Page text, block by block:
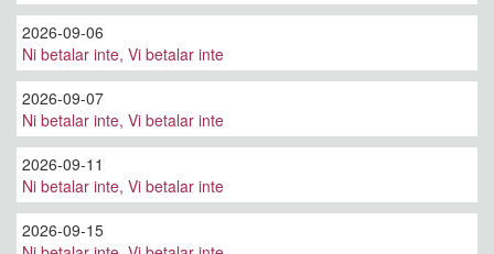
2026-09-06
Ni betalar inte, Vi betalar inte
2026-09-07
Ni betalar inte, Vi betalar inte
2026-09-11
Ni betalar inte, Vi betalar inte
2026-09-15